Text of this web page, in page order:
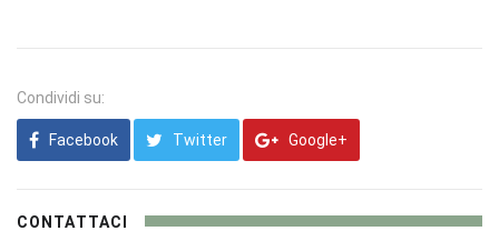
Condividi su:
Facebook Twitter Google+
CONTATTACI